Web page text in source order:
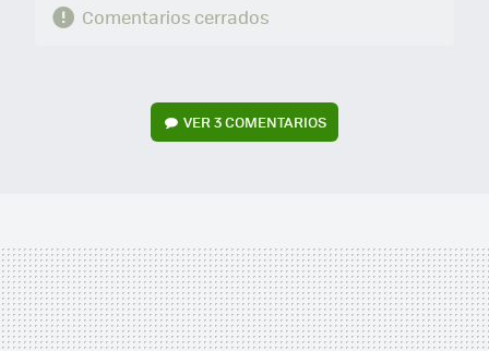
Comentarios cerrados
VER3 COMENTARIOS